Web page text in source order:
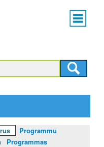
Main
menu
Programmu
Programmas